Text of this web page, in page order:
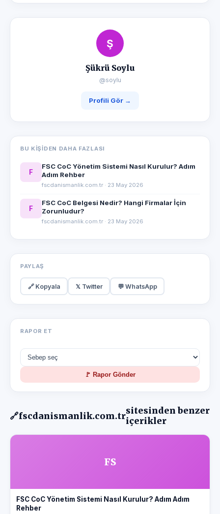
Ş
Şükrü Soylu
@soylu
Profili Gör →
BU KIŞIDEN DAHA FAZLASI
F
FSC CoC Yönetim Sistemi Nasıl Kurulur? Adım
Adım Rehber
fscdanismanlik.com.tr · 23 May 2026
F
FSC CoC Belgesi Nedir? Hangi Firmalar İçin
Zorunludur?
fscdanismanlik.com.tr · 23 May 2026
PAYLAŞ
🔗 Kopyala 𝕏 Twitter 💬 WhatsApp
RAPOR ET
🚩 Rapor Gönder
🔗fscdanismanlik.com.trsitesinden benzer
içerikler
FS
FSC CoC Yönetim Sistemi Nasıl Kurulur? Adım Adım
Rehber